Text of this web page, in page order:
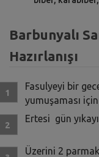
Barbunyalı
Hazırlanışı
Fasulyeyi bir
yumuşaması için
Ertesi gün
Üzerini 2